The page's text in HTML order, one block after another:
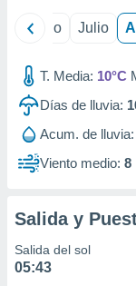
e
mediante
publicidad
de
Junio Julio
T. Media: 10°C
Días de lluvia:
Acum. de lluvia:
Viento medio: 8
Salida y
Salida del sol
05:43